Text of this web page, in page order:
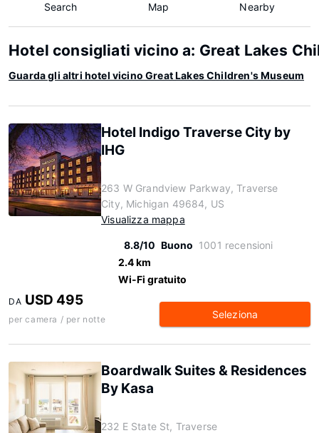
Search Map Nearby
Hotel consigliati vicino a: Great Lakes
Guarda gli altri hotel vicino Great Lakes Children's Museum
Hotel Indigo Traverse City by
IHG
263 W Grandview Parkway, Traverse
City, Michigan 49684, US
Visualizza mappa
8.8/10 Buono 1001 recensioni
2.4 km
Wi-Fi gratuito
DA USD 495
per camera / per notte Seleziona
Boardwalk Suites & Residences
By Kasa
232 E State St, Traverse